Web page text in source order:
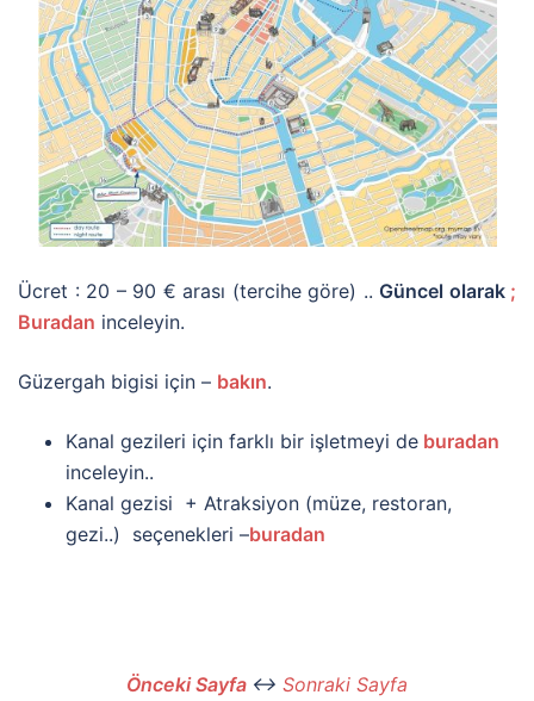
Ücret : 20 – 90 € arası (tercihe göre) .. Güncel olarak ;
Buradan inceleyin.
Güzergah bigisi için – bakın.
Kanal gezileri için farklı bir işletmeyi de buradan
inceleyin..
Kanal gezisi + Atraksiyon (müze, restoran,
gezi..) seçenekleri –buradan
Önceki Sayfa ↔ Sonraki Sayfa